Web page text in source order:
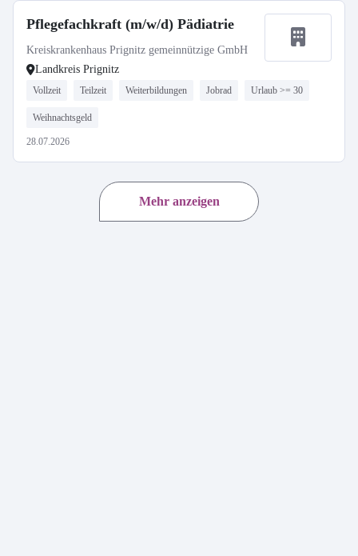
Pflegefachkraft (m/w/d) Pädiatrie
Kreiskrankenhaus Prignitz gemeinnützige GmbH
Landkreis Prignitz
Vollzeit Teilzeit Weiterbildungen Jobrad Urlaub >= 30
Weihnachtsgeld
28.07.2026
Mehr anzeigen